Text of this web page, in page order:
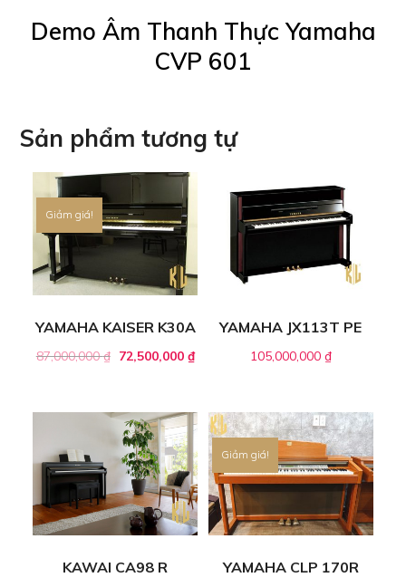
Demo Âm Thanh Thực Yamaha
CVP 601
Sản phẩm tương tự
Giảm giá!
YAMAHA KAISER K30A
87,000,000₫ 72,500,000 ₫
YAMAHA JX113T PE
105,000,000 ₫
KAWAI CA98 R
Giảm giá!
YAMAHA CLP 170R